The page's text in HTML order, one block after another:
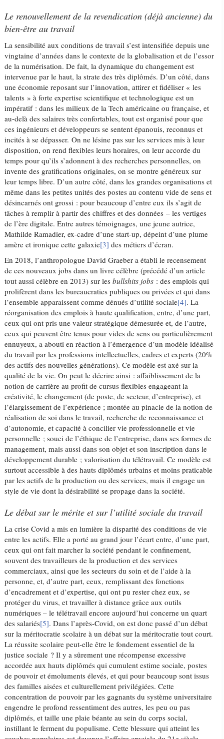
Le renouvellement de la revendication (déjà ancienne) du
bien-être au travail
La sensibilité aux conditions de travail s’est intensifiée depuis une
vingtaine d’années dans le contexte de la globalisation et de l’essor
de la numérisation. De fait, la dynamique du changement est
intervenue par le haut, la strate des très diplômés. D’un côté, dans
une économie reposant sur l’innovation, attirer et fidéliser « les
talents » à forte expertise scientifique et technologique est un
impératif : dans les milieux de la Tech américaine ou française, et
au-delà des salaires très confortables, tout est organisé pour que
ces ingénieurs et développeurs se sentent épanouis, reconnus et
incités à se dépasser. On ne lésine pas sur les services mis à leur
disposition, on rend flexibles leurs horaires, on leur accorde du
temps pour qu’ils s’adonnent à des recherches personnelles, on
invente des gratifications originales, on se montre généreux sur
leur temps libre. D’un autre côté, dans les grandes organisations et
même dans les petites unités des postes au contenu vide de sens et
désincarnés ont grossi : pour beaucoup d’entre eux ils s’agit de
tâches à remplir à partir des chiffres et des données – les vertiges
de l’ère digitale. Entre autres témoignages, une jeune autrice,
Mathilde Ramadier, ex-cadre d’une start-up, dépeint d’une plume
amère et ironique cette galaxie[3] des métiers d’écran.
En 2018, l’anthropologue David Graeber a établi le recensement
de ces nouveaux jobs dans un livre célèbre (précédé d’un article
tout aussi célèbre en 2013) sur lesbullshits jobs : des emplois qui
prolifèrent dans les bureaucraties publiques ou privées et qui dans
l’ensemble apparaissent comme dénués d’utilité sociale[4]. La
réorganisation des emplois à haute qualification, entre, d’une part,
ceux qui ont pris une valeur stratégique démesurée et, de l’autre,
ceux qui peuvent être tenus pour vides de sens ou particulièrement
ennuyeux, a abouti en réaction à l’émergence d’un modèle idéalisé
du travail par les professions intellectuelles, cadres et experts (20%
des actifs des nouvelles générations). Ce modèle est axé sur la
qualité de la vie. On peut le décrire ainsi : affaiblissement de la
notion de carrière au profit de cursus flexibles engageant la
créativité, le changement (de poste, de secteur, d’entreprise), et
l’élargissement de l’expérience ; montée au pinacle de la notion de
réalisation de soi dans le travail, recherche de reconnaissance et
d’autonomie, et capacité à concilier vie professionnelle et vie
personnelle ; souci de l’éthique de l’entreprise, dans ses formes de
management, mais aussi dans son objet et son inscription dans le
développement durable ; valorisation du télétravail. Ce modèle est
surtout accessible à des hauts diplômés urbains et moins praticable
par les actifs de la production ou des services, mais il engage un
style de vie dont la désirabilité se propage dans la société.
Le débat sur le mérite et sur l’utilité sociale du travail
La crise Covid a mis en lumière la disparité des conditions de vie
entre les actifs. Elle a porté au grand jour l’écart entre, d’une part,
ceux qui ont fait marcher la société pendant le confinement,
souvent des travailleurs de la production et des services
commerciaux, ainsi que les secteurs du soin et de l’aide à la
personne, et, d’autre part, ceux, remplissant des fonctions
d’encadrement et d’expertise, qui ont pu rester chez eux, se
protéger du virus, et travailler à distance grâce aux outils
numériques – le télétravail encore aujourd’hui concerne un quart
des salariés[5]. Dans l’après-Covid, on est donc passé d’un débat
sur la méritocratie scolaire à un débat sur la méritocratie tout court.
La réussite scolaire peut-elle être le fondement essentiel de la
justice sociale ? Il y a sûrement une récompense excessive
accordée aux hauts diplômés qui cumulent estime sociale, postes
de pouvoir et émoluments élevés, et qui pour beaucoup sont issus
des familles aisées et culturellement privilégiées. Cette
concentration de pouvoir par les gagnants du système universitaire
engendre le profond ressentiment des autres, les peu ou pas
diplômés, et taille une plaie béante au sein du corps social,
instillant le ferment du populisme. Cette blessure qui atteint les